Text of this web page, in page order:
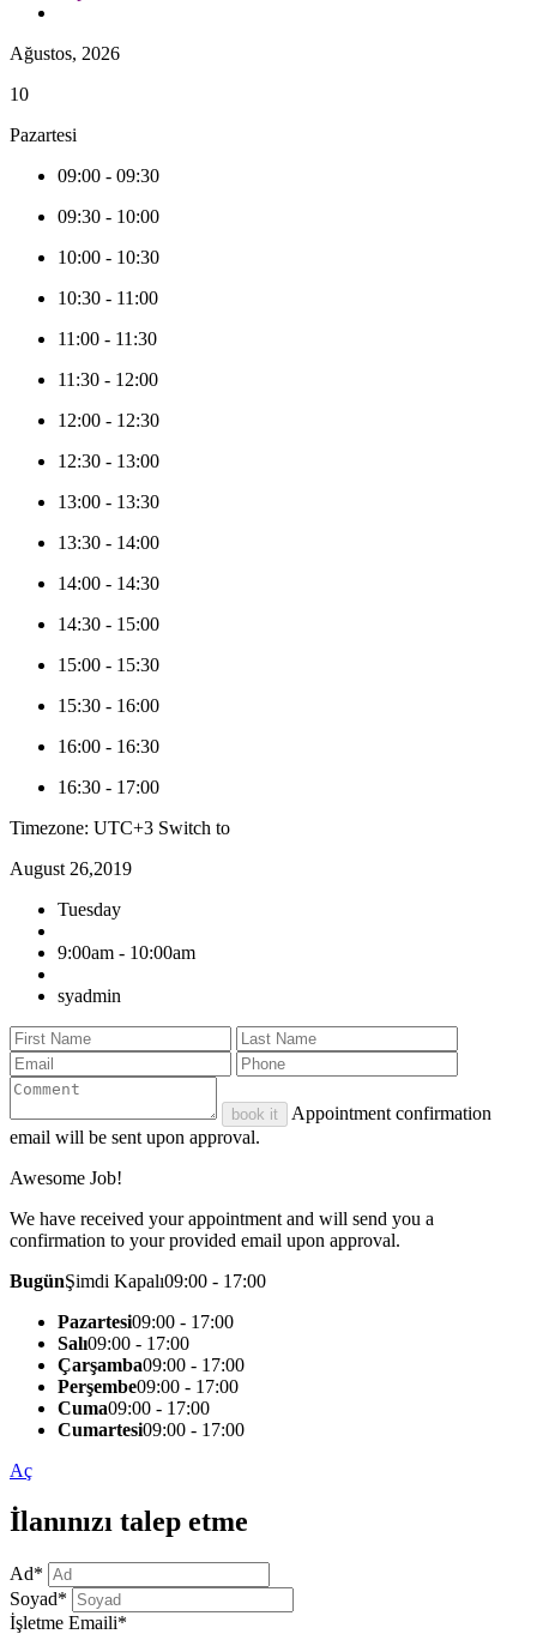
Ağustos, 2026
10
Pazartesi
09:00 - 09:30
09:30 - 10:00
10:00 - 10:30
10:30 - 11:00
11:00 - 11:30
11:30 - 12:00
12:00 - 12:30
12:30 - 13:00
13:00 - 13:30
13:30 - 14:00
14:00 - 14:30
14:30 - 15:00
15:00 - 15:30
15:30 - 16:00
16:00 - 16:30
16:30 - 17:00
Timezone: UTC+3 Switch to
August 26,2019
Tuesday
9:00am - 10:00am
syadmin
book it
Appointment confirmation
email will be sent upon approval.
Awesome Job!
We have received your appointment and will send you a
confirmation to your provided email upon approval.
BugünŞimdi Kapalı09:00 - 17:00
Pazartesi09:00 - 17:00
Salı09:00 - 17:00
Çarşamba09:00 - 17:00
Perşembe09:00 - 17:00
Cuma09:00 - 17:00
Cumartesi09:00 - 17:00
Aç
İlanınızı talep etme
Ad*
Soyad*
İşletme Emaili*